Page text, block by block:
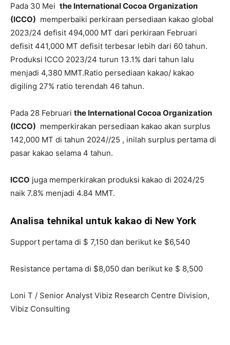
Pada 30 Mei the International Cocoa Organization
(ICCO) memperbaiki perkiraan persediaan kakao global
2023/24 defisit 494,000 MT dari perkiraan Februari
defisit 441,000 MT defisit terbesar lebih dari 60 tahun.
Produksi ICCO 2023/24 turun 13.1% dari tahun lalu
menjadi 4,380 MMT.Ratio persediaan kakao/ kakao
digiling 27% ratio terendah 46 tahun.
Pada 28 Februari the International Cocoa Organization
(ICCO) memperkirakan persediaan kakao akan surplus
142,000 MT di tahun 2024//25 , inilah surplus pertama di
pasar kakao selama 4 tahun.
ICCO juga memperkirakan produksi kakao di 2024/25
naik 7.8% menjadi 4.84 MMT.
Analisa tehnikal untuk kakao di New York
Support pertama di $ 7,150 dan berikut ke $6,540
Resistance pertama di $8,050 dan berikut ke $ 8,500
Loni T / Senior Analyst Vibiz Research Centre Division,
Vibiz Consulting